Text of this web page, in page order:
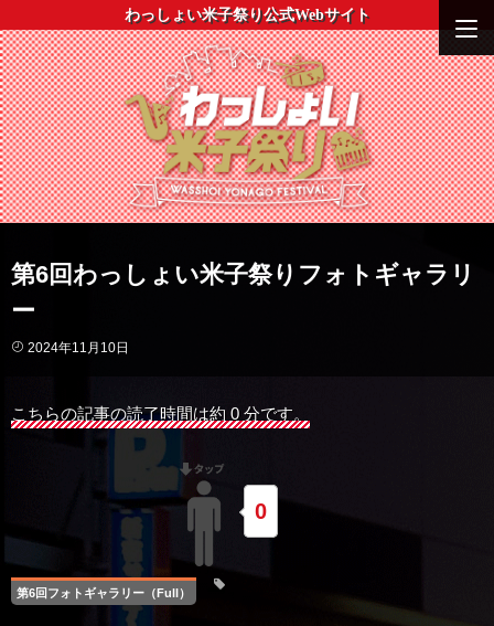
わっしょい米子祭り公式Webサイト
第6回わっしょい米子祭りフォトギャラリ
ー
2024年11月10日
こちらの記事の読了時間は約 0 分です。
0
第6回フォトギャラリー（Full）